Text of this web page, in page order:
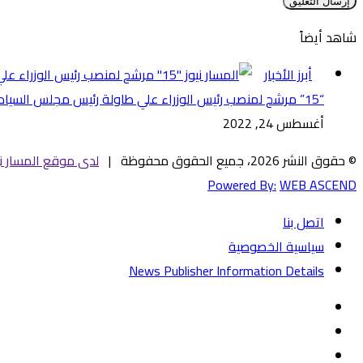
شاهد أيضاً
أبرز الأخبار
“15” مرشح لمنصب رئيس الوزراء علي طاولة رئيس مجلس السيادة الإنتقالي
أغسطس 24, 2022
© حقوق النشر 2026، جميع الحقوق محفوظة |
لدى موقع المسار
Powered By:WEB ASCEND
اتصل بنا
سياسية الخصوصية
News Publisher Information Details